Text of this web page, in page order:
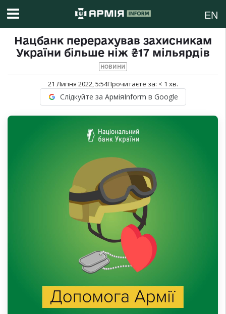
EN
Нацбанк перерахував захисникам
України більше ніж ₴17 мільярдів
НОВИНИ
21 Липня 2022, 5:54Прочитаєте за: < 1 хв.
Слідкуйте за АрміяInform в Google